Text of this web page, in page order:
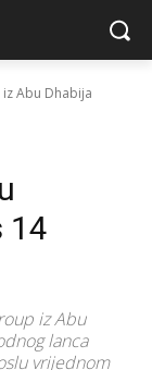
Abu Dhabija
14
iz Abu
lanca
vrijednom